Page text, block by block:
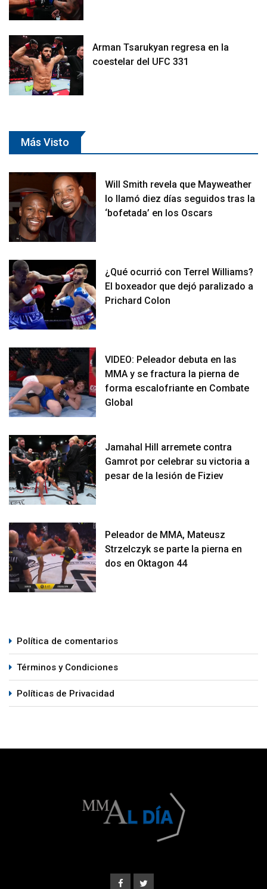
Arman Tsarukyan regresa en la
coestelar del UFC 331
Más Visto
Will Smith revela que Mayweather
lo llamó diez días seguidos tras la
‘bofetada’ en los Oscars
¿Qué ocurrió con Terrel Williams?
El boxeador que dejó paralizado a
Prichard Colon
VIDEO: Peleador debuta en las
MMA y se fractura la pierna de
forma escalofriante en Combate
Global
Jamahal Hill arremete contra
Gamrot por celebrar su victoria a
pesar de la lesión de Fiziev
Peleador de MMA, Mateusz
Strzelczyk se parte la pierna en
dos en Oktagon 44
Política de comentarios
Términos y Condiciones
Políticas de Privacidad